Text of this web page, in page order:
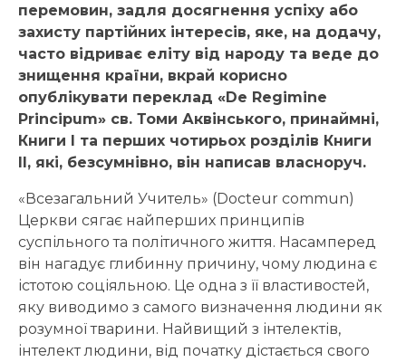
перемовин, задля досягнення успіху або
захисту партійних інтересів, яке, на додачу,
часто відриває еліту від народу та веде до
знищення країни, вкрай корисно
опублікувати переклад «De Regimine
Principum» cв. Томи Аквінського, принаймні,
Книги I та перших чотирьох розділів Книги
II, які, безсумнівно, він написав власноруч.
«Всезагальний Учитель» (Docteur commun)
Церкви сягає найперших принципів
суспільного та політичного життя. Насамперед
він нагадує глибинну причину, чому людина є
істотою соціяльною. Це одна з її властивостей,
яку виводимо з самого визначення людини як
розумної тварини. Найвищий з інтелектів,
інтелект людини, від початку дістається свого